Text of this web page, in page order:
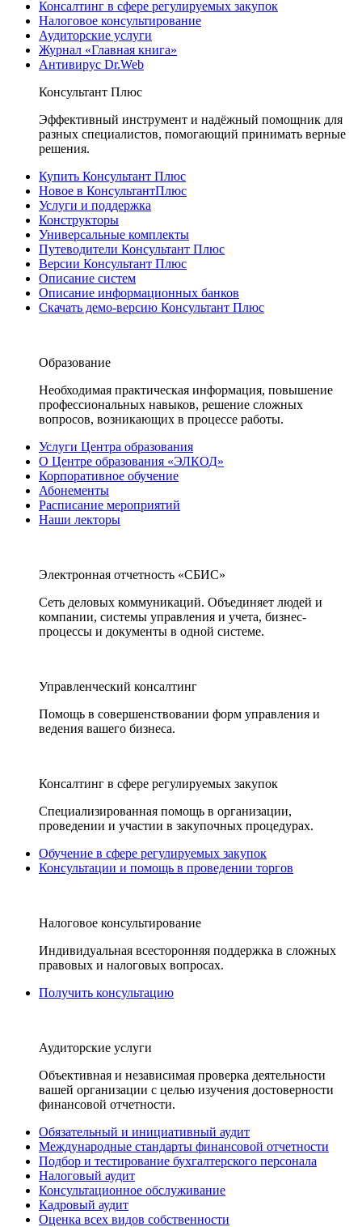
Консалтинг в сфере регулируемых закупок
Налоговое консультирование
Аудиторские услуги
Журнал «Главная книга»
Антивирус Dr.Web
Консультант Плюс
Эффективный инструмент и надёжный помощник для
разных специалистов, помогающий принимать верные
решения.
Купить Консультант Плюс
Новое в КонсультантПлюс
Услуги и поддержка
Конструкторы
Универсальные комплекты
Путеводители Консультант Плюс
Версии Консультант Плюс
Описание систем
Описание информационных банков
Скачать демо-версию Консультант Плюс
Образование
Необходимая практическая информация, повышение
профессиональных навыков, решение сложных
вопросов, возникающих в процессе работы.
Услуги Центра образования
О Центре образования «ЭЛКОД»
Корпоративное обучение
Абонементы
Расписание мероприятий
Наши лекторы
Электронная отчетность «СБИС»
Сеть деловых коммуникаций. Объединяет людей и
компании, системы управления и учета, бизнес-
процессы и документы в одной системе.
Управленческий консалтинг
Помощь в совершенствовании форм управления и
ведения вашего бизнеса.
Консалтинг в сфере регулируемых закупок
Специализированная помощь в организации,
проведении и участии в закупочных процедурах.
Обучение в сфере регулируемых закупок
Консультации и помощь в проведении торгов
Налоговое консультирование
Индивидуальная всесторонняя поддержка в сложных
правовых и налоговых вопросах.
Получить консультацию
Аудиторские услуги
Объективная и независимая проверка деятельности
вашей организации с целью изучения достоверности
финансовой отчетности.
Обязательный и инициативный аудит
Международные стандарты финансовой отчетности
Подбор и тестирование бухгалтерского персонала
Налоговый аудит
Консультационное обслуживание
Кадровый аудит
Оценка всех видов собственности